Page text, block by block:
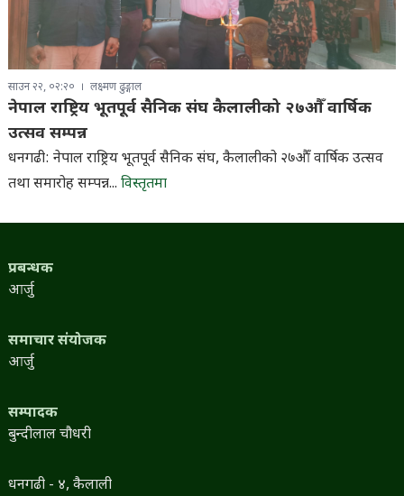
साउन २२, ०२:२० लक्ष्मण ढुङ्गाल
नेपाल राष्ट्रिय भूतपूर्व सैनिक संघ कैलालीको २७औँ वार्षिक
उत्सव सम्पन्न
धनगढी: नेपाल राष्ट्रिय भूतपूर्व सैनिक संघ, कैलालीको २७औँ वार्षिक उत्सव
तथा समारोह सम्पन्न... विस्तृतमा
प्रबन्धक
आर्जु
समाचार संयोजक
आर्जु
सम्पादक
बुन्दीलाल चौधरी
धनगढी - ४, कैलाली